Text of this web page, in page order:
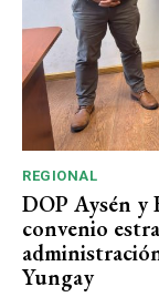
REGIONAL
DOP Aysén y
convenio
Yungay